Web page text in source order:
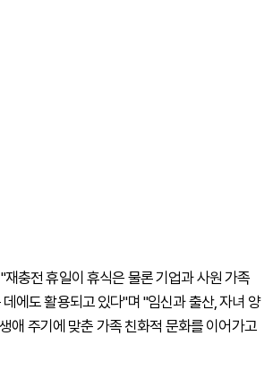
충전 휴일이 휴식은 물론 기업과 사원 가족
에도 활용되고 있다"며 "임신과 출산, 자녀 양
애 주기에 맞춘 가족 친화적 문화를 이어가고